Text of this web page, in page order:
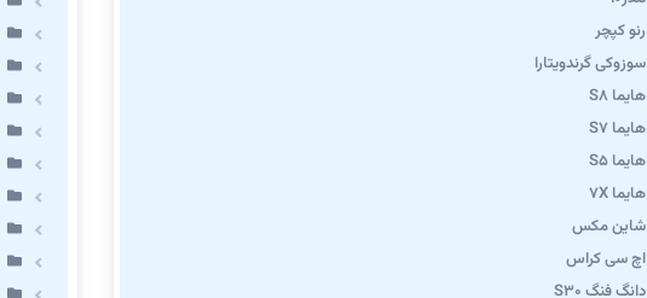
رنو کپچر
سوزوکی گرندویتارا
هایما S8
هایما S7
هایما S5
هایما 7X
شاین مکس
اچ سی کراس
دانگ فنگ S30